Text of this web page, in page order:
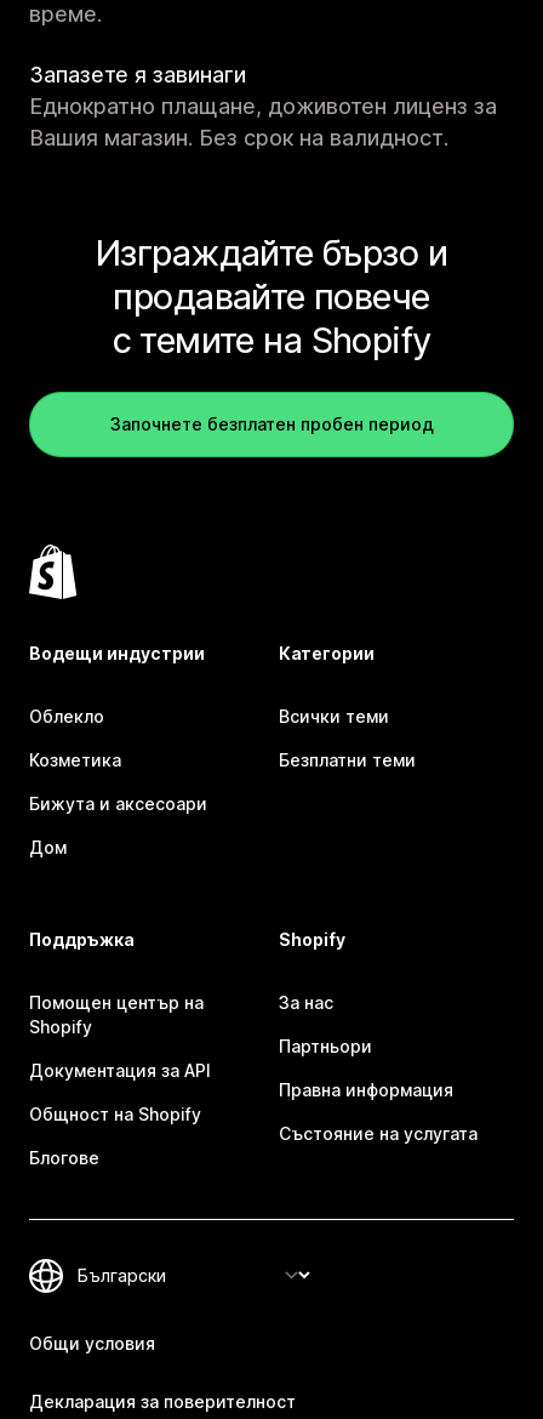
време.
Запазете я завинаги
Еднократно плащане, доживотен лиценз за
Вашия магазин. Без срок на валидност.
Изграждайте бързо и
продавайте повече
с темите на Shopify
Започнете безплатен пробен период
Водещи индустрии
Облекло
Козметика
Бижута и аксесоари
Дом
Категории
Всички теми
Безплатни теми
Поддръжка
Помощен център на
Shopify
Документация за API
Общност на Shopify
Блогове
Shopify
За нас
Партньори
Правна информация
Състояние на услугата
Общи условия
Декларация за поверителност